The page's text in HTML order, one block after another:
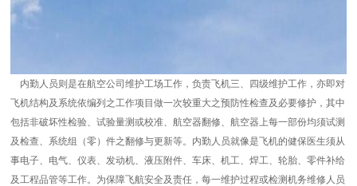
内勤人员则是在航空公司维护工场工作，负责飞机三、四级维护工作，亦即对
飞机结构及系统依编列之工作项目做一次较重大之预防性检查及必要修护，其中
包括非破坏性检验、试验量测或校准、航空器翻修、航空器上每一部份均须试测
及检查、系统组（零）件之翻修与更新等。内勤人员就像是飞机的健保医生须从
事电子、电气、仪表、发动机、液压附件、车床、机工、焊工、轮胎、零件补给
及工程品管等工作。为保障飞航安全及责任，每一维护过程或检测机务维修人员